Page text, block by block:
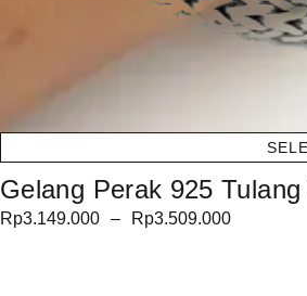
Gelang Perak 925
Rp3.149.000 – Rp3.509.000